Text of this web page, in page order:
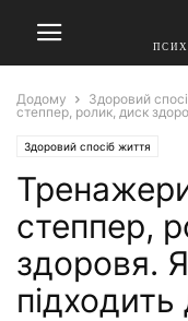
Додому Здоровий
степпер, ролик, диск
Здоровий спосіб життя
степпер,
здоровя.